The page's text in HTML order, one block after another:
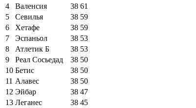
4
Валенсия 38 61
5
Севилья 38 59
6
Хетафе 38 59
7
Эспаньол 38 53
8
Атлетик Б 38 53
9
Реал Сосьедад 38 50
10 Бетис 38 50
11 Алавес 38 50
12 Эйбар 38 47
13 Леганес 38 45